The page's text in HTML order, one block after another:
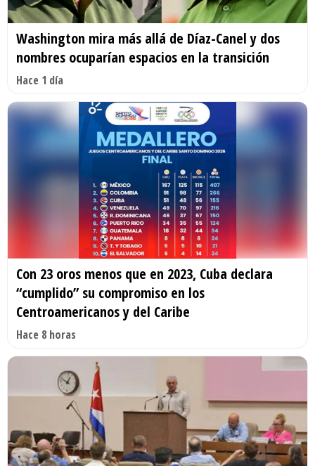
Washington mira más allá de Díaz-Canel y dos
nombres ocuparían espacios en la transición
Hace 1 día
Con 23 oros menos que en 2023, Cuba declara
“cumplido” su compromiso en los
Centroamericanos y del Caribe
Hace 8 horas